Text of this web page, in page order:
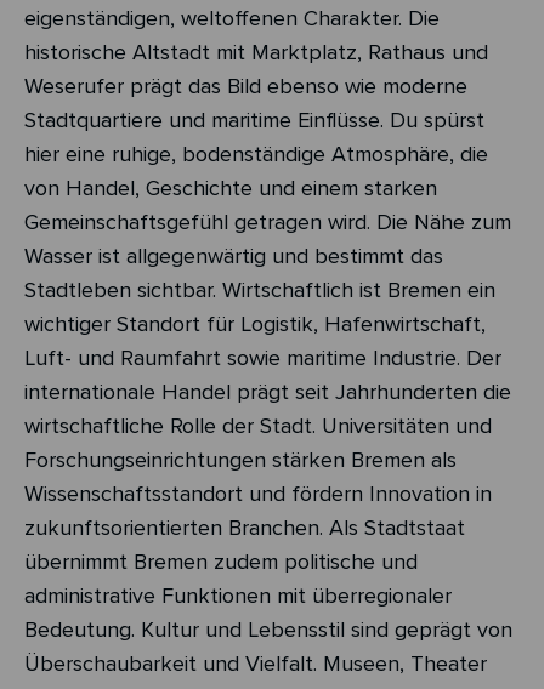
eigenständigen, weltoffenen Charakter. Die
historische Altstadt mit Marktplatz, Rathaus und
Weserufer prägt das Bild ebenso wie moderne
Stadtquartiere und maritime Einflüsse. Du spürst
hier eine ruhige, bodenständige Atmosphäre, die
von Handel, Geschichte und einem starken
Gemeinschaftsgefühl getragen wird. Die Nähe zum
Wasser ist allgegenwärtig und bestimmt das
Stadtleben sichtbar. Wirtschaftlich ist Bremen ein
wichtiger Standort für Logistik, Hafenwirtschaft,
Luft- und Raumfahrt sowie maritime Industrie. Der
internationale Handel prägt seit Jahrhunderten die
wirtschaftliche Rolle der Stadt. Universitäten und
Forschungseinrichtungen stärken Bremen als
Wissenschaftsstandort und fördern Innovation in
zukunftsorientierten Branchen. Als Stadtstaat
übernimmt Bremen zudem politische und
administrative Funktionen mit überregionaler
Bedeutung. Kultur und Lebensstil sind geprägt von
Überschaubarkeit und Vielfalt. Museen, Theater